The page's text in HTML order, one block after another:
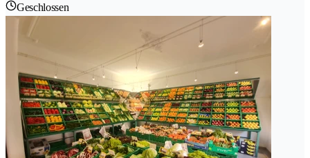
Geschlossen